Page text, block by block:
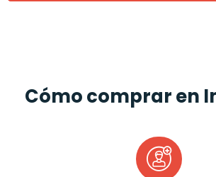
Cómo comprar en